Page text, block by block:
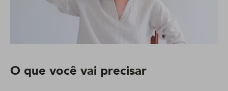
O que você vai precisar